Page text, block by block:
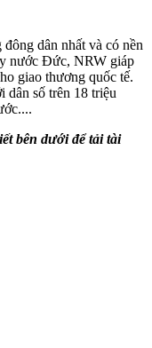
dân nhất và có nền
nước Đức, NRW giáp
giao thương quốc tế.
dân số trên 18 triệu
bên dưới để tải tài